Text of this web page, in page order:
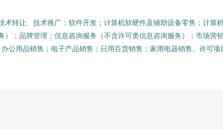
转让、技术推广；软件开发；计算机软硬件及辅助设备零售；计算
；品牌管理；信息咨询服务（不含许可类信息咨询服务）；市场营
公用品销售；电子产品销售；日用百货销售；家用电器销售。许可项